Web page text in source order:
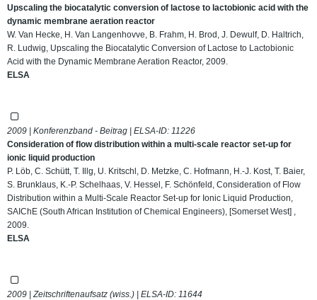
Upscaling the biocatalytic conversion of lactose to lactobionic acid with the
dynamic membrane aeration reactor
W. Van Hecke, H. Van Langenhovve, B. Frahm, H. Brod, J. Dewulf, D. Haltrich,
R. Ludwig, Upscaling the Biocatalytic Conversion of Lactose to Lactobionic
Acid with the Dynamic Membrane Aeration Reactor, 2009.
ELSA
2009 | Konferenzband - Beitrag | ELSA-ID: 11226
Consideration of flow distribution within a multi-scale reactor set-up for
ionic liquid production
P. Löb, C. Schütt, T. Illg, U. Kritschl, D. Metzke, C. Hofmann, H.-J. Kost, T. Baier,
S. Brunklaus, K.-P. Schelhaas, V. Hessel, F. Schönfeld, Consideration of Flow
Distribution within a Multi-Scale Reactor Set-up for Ionic Liquid Production,
SAIChE (South African Institution of Chemical Engineers), [Somerset West] ,
2009.
ELSA
2009 | Zeitschriftenaufsatz (wiss.) | ELSA-ID: 11644